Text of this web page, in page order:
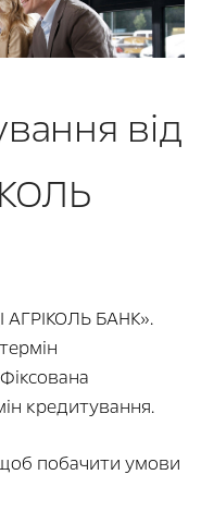
від
АГРІКОЛЬ БАНК».
кредитування.
побачити умови